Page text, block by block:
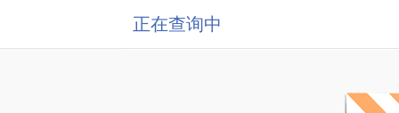
正在查询中